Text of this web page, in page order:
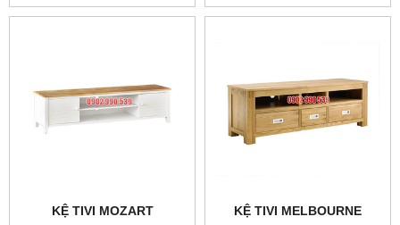
KỆ TIVI MOZART KỆ TIVI MELBOURNE